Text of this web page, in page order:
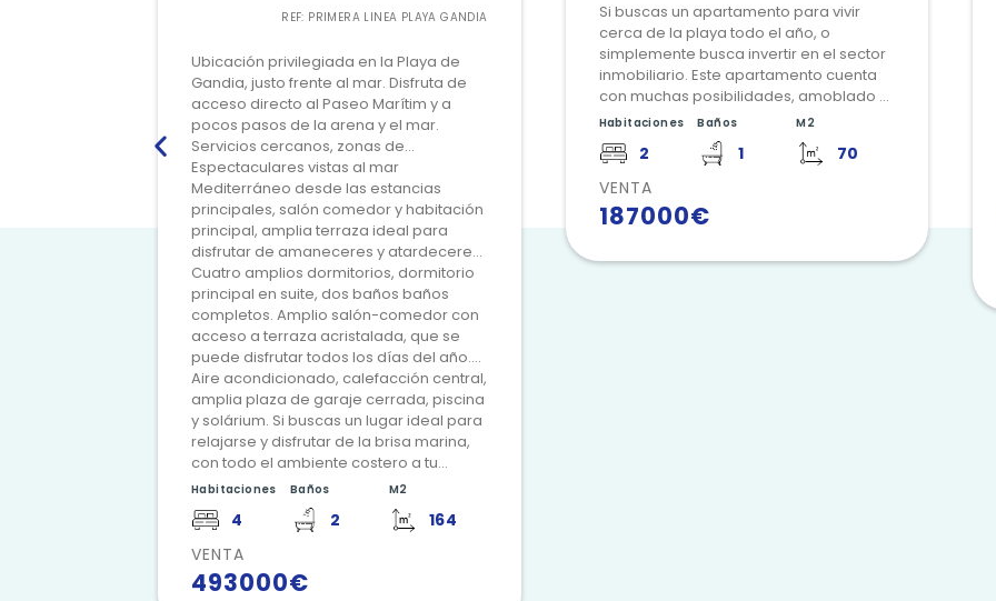
REF: PRIMERA LINEA PLAYA GANDIA
Ubicación privilegiada en la Playa de
Gandia, justo frente al mar. Disfruta de
acceso directo al Paseo Marítim y a
pocos pasos de la arena y el mar.
Servicios cercanos, zonas de
restauración.
Espectaculares vistas al mar
Mediterráneo desde las estancias
principales, salón comedor y habitación
principal, amplia terraza ideal para
disfrutar de amaneceres y atardeceres
únicos.
Cuatro amplios dormitorios, dormitorio
principal en suite, dos baños baños
completos. Amplio salón-comedor con
acceso a terraza acristalada, que se
puede disfrutar todos los días del año.
Amplia cocina totalmente equipada.
Aire acondicionado, calefacción central,
amplia plaza de garaje cerrada, piscina
y solárium. Si buscas un lugar ideal para
relajarse y disfrutar de la brisa marina,
con todo el ambiente costero a tu
alcance todo el año, este apartamento
tiene todo lo que estás buscando.
Contáctanos si deseas más
información, estaremos encantados de
ayudarte.
Habitaciones
4
Baños
2
M2
164
VENTA
493000€
Si buscas un apartamento para vivir
cerca de la playa todo el año, o
simplemente busca invertir en el sector
inmobiliario. Este apartamento cuenta
con muchas posibilidades, amoblado y
equipado listo para entrar a vivir. Cerca
de los servicios básicos del día a día,
supermercados farmacias, colegios,
para del autobús, centro médico, y a
pocos metros de la playa. Un
residencial, que cuenta con gimnasio,
todo el año.
Habitaciones
2
Baños
1
M2
70
VENTA
187000€